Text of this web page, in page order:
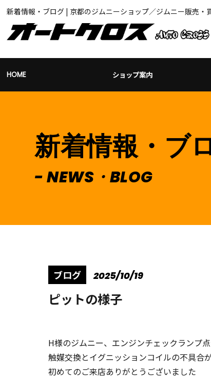
新着情報・ブログ | 京都のジムニーショップ／ジムニー販売
HOME ショップ案内
新着情報・ブ
NEWS・BLOG
ブログ 2025/10/19
ピットの様子
H様のジムニー、エンジンチェックランプ
触媒交換とイグニッションコイルの不具合
初めてのご来店ありがとうございました